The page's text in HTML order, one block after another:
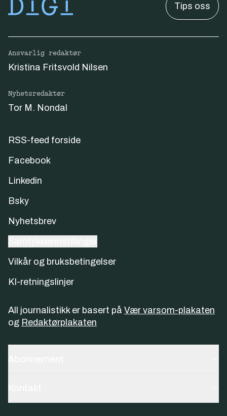
Tips oss
Ansvarlig redaktør
Kristina Fritsvold Nilsen
Nyhetsredaktør
Tor M. Nondal
RSS-feed forside
Facebook
Linkedin
Bsky
Nyhetsbrev
Vilkår og bruksbetingelser
KI-retningslinjer
All journalistikk er basert på Vær varsom-plakaten
og Redaktørplakaten